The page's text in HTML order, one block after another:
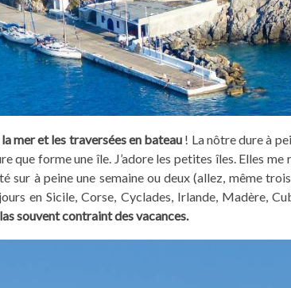
mer et les traversées en bateau ! La nôtre dure à
que forme une île. J’adore les petites îles. Elles
sur à peine une semaine ou deux (allez, même
en Sicile, Corse, Cyclades, Irlande, Madère,
souvent contraint des vacances.